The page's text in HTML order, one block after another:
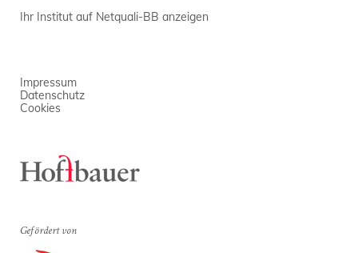
Ihr Institut auf Netquali-BB anzeigen
Impressum
Datenschutz
Cookies
Gefördert von